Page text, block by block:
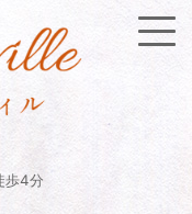
歩4分